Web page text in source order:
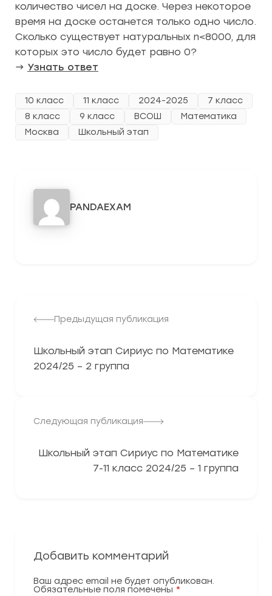
количество чисел на доске. Через некоторое
время на доске останется только одно число.
Сколько существует натуральных n<8000, для
которых это число будет равно 0?
→ Узнать ответ
10 класс 11 класс 2024-2025
7 класс
8 класс
9 класс ВСОШ
Математика
Москва
Школьный этап
PANDAEXAM
Предыдущая публикация
Школьный этап Сириус по Математике
2024/25 – 2 группа
Следующая публикация
Школьный этап Сириус по Математике
7-11 класс 2024/25 – 1 группа
Добавить комментарий
Ваш адрес email не будет опубликован.
Обязательные поля помечены *